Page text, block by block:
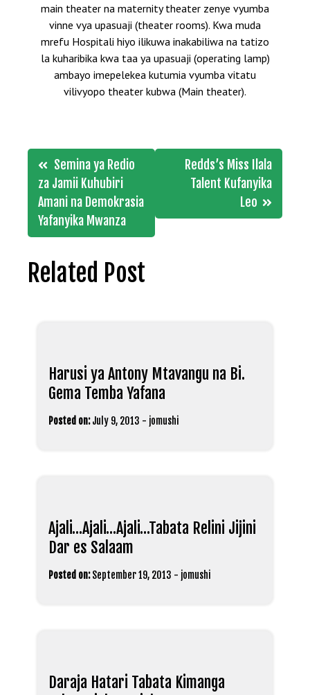
main theater na maternity theater zenye vyumba
vinne vya upasuaji (theater rooms). Kwa muda
mrefu Hospitali hiyo ilikuwa inakabiliwa na tatizo
la kuharibika kwa taa ya upasuaji (operating lamp)
ambayo imepelekea kutumia vyumba vitatu
vilivyopo theater kubwa (Main theater).
Post
navigation
Semina ya Redio
za Jamii Kuhubiri
Amani na Demokrasia
Yafanyika Mwanza
Redds’s Miss Ilala
Talent Kufanyika
Leo
Related Post
Harusi ya Antony Mtavangu na Bi.
Gema Temba Yafana
Posted on: July 9, 2013 - jomushi
Ajali…Ajali…Ajali…Tabata Relini Jijini
Dar es Salaam
Posted on: September 19, 2013 - jomushi
Daraja Hatari Tabata Kimanga